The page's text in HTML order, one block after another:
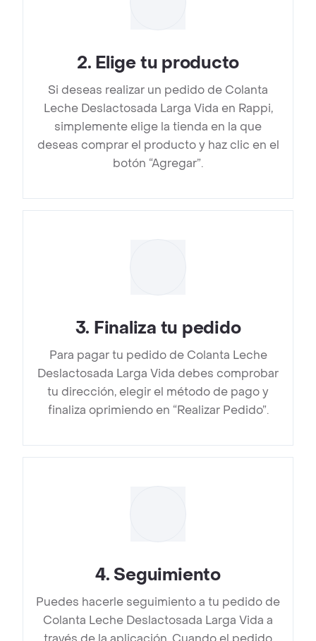
2. Elige tu producto
Si deseas realizar un pedido de Colanta
Leche Deslactosada Larga Vida en Rappi,
simplemente elige la tienda en la que
deseas comprar el producto y haz clic en el
botón “Agregar”.
3. Finaliza tu pedido
Para pagar tu pedido de Colanta Leche
Deslactosada Larga Vida debes comprobar
tu dirección, elegir el método de pago y
finaliza oprimiendo en “Realizar Pedido”.
4. Seguimiento
Puedes hacerle seguimiento a tu pedido de
Colanta Leche Deslactosada Larga Vida a